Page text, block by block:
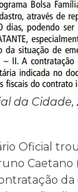
da Cidade,
Oficial
Caetano
da